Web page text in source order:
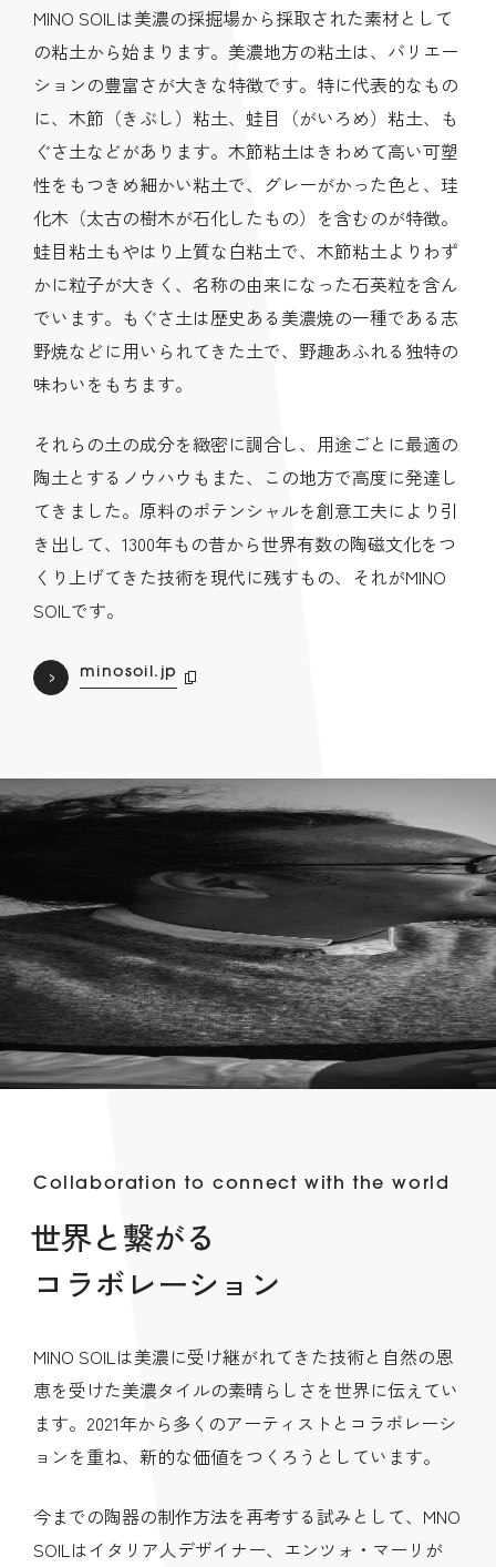
MINO SOILは美濃の採掘場から採取された素材として
の粘土から始まります。美濃地方の粘土は、バリエー
ションの豊富さが大きな特徴です。特に代表的なもの
に、木節（きぶし）粘土、蛙目（がいろめ）粘土、も
ぐさ土などがあります。木節粘土はきわめて高い可塑
性をもつきめ細かい粘土で、グレーがかった色と、珪
化木（太古の樹木が石化したもの）を含むのが特徴。
蛙目粘土もやはり上質な白粘土で、木節粘土よりわず
かに粒子が大きく、名称の由来になった石英粒を含ん
でいます。もぐさ土は歴史ある美濃焼の一種である志
野焼などに用いられてきた土で、野趣あふれる独特の
味わいをもちます。
それらの土の成分を緻密に調合し、用途ごとに最適の
陶土とするノウハウもまた、この地方で高度に発達し
てきました。原料のポテンシャルを創意工夫により引
き出して、1300年もの昔から世界有数の陶磁文化をつ
くり上げてきた技術を現代に残すもの、それがMINO
SOILです。
minosoil.jp
Collaboration to connect with the world
世界と繋がる
コラボレーション
MINO SOILは美濃に受け継がれてきた技術と自然の恩
恵を受けた美濃タイルの素晴らしさを世界に伝えてい
ます。2021年から多くのアーティストとコラボレーシ
ョンを重ね、新的な価値をつくろうとしています。
今までの陶器の制作方法を再考する試みとして、MNO
SOILはイタリア人デザイナー、エンツォ・マーリが